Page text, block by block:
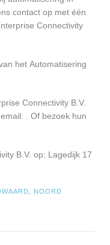
contact op met één
Connectivity
het Automatisering
Connectivity B.V.
. Of bezoek hun
B.V. op: Lagedijk 17
NOORD